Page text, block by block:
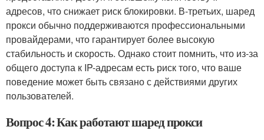
адресов, что снижает риск блокировки. В-третьих, шаред
прокси обычно поддерживаются профессиональными
провайдерами, что гарантирует более высокую
стабильность и скорость. Однако стоит помнить, что из-за
общего доступа к IP-адресам есть риск того, что ваше
поведение может быть связано с действиями других
пользователей.
Вопрос 4: Как работают шаред прокси